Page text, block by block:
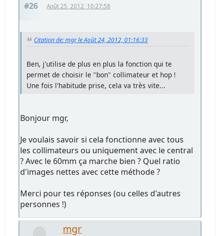
#26 Août 25, 2012, 10:27:58
Citation de: mgr le Août 24, 2012, 01:16:33
Ben, j'utilise de plus en plus la fonction qui te
permet de choisir le "bon" collimateur et hop !
Une fois l'habitude prise, cela va très vite...
Bonjour mgr,
Je voulais savoir si cela fonctionne avec tous
les collimateurs ou uniquement avec le central
? Avec le 60mm ça marche bien ? Quel ratio
d'images nettes avec cette méthode ?
Merci pour tes réponses (ou celles d'autres
personnes !)
mgr